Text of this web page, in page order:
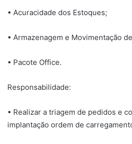
• Acuracidade dos Estoques;
• Armazenagem e Movimentação
• Pacote Office.
Responsabilidade:
• Realizar a triagem de pedidos e
implantação ordem de